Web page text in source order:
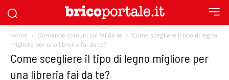
Home Domande comuni sul fai da te
Come scegliere il tipo di legno
migliore per una libreria fai da te?
Come scegliere il tipo di legno migliore per
una libreria fai da te?